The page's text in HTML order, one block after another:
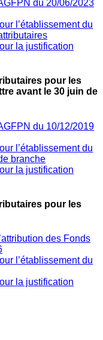
du 20/06/2023
l’établissement du
la justification
pour les
avant le 30 juin de
du 10/12/2019
l’établissement du
branche
la justification
pour les
des Fonds
l’établissement du
la justification